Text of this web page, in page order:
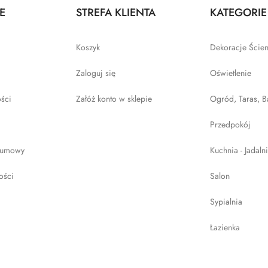
STREFA KLIENTA
Koszyk
Zaloguj się
Załóż konto w sklepie
KATEGORIE
Dekoracje
Oświetlenie
Ogród, Taras,
Przedpokój
Kuchnia -
Salon
Sypialnia
Łazienka